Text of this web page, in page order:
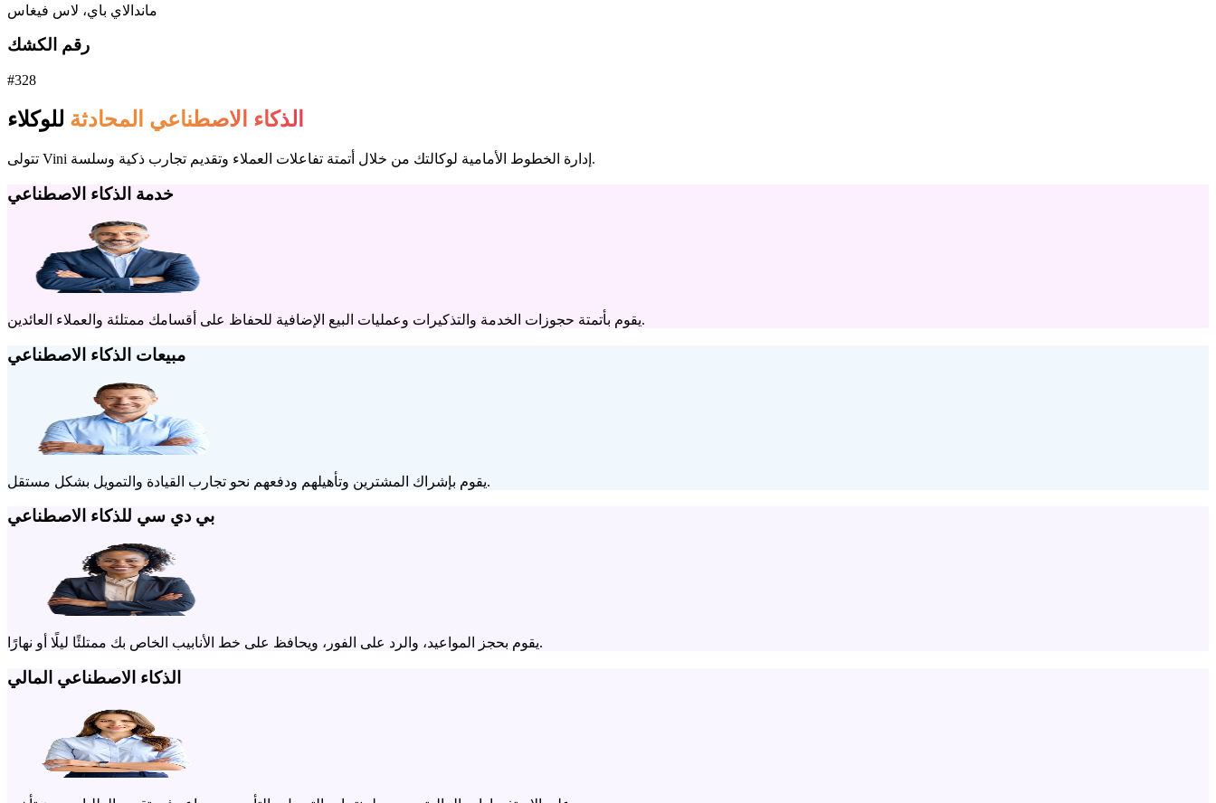
ماندالاي باي، لاس فيغاس
رقم الكشك
#328
الذكاء الاصطناعي المحادثة للوكلاء
تتولى Vini إدارة الخطوط الأمامية لوكالتك من خلال أتمتة تفاعلات العملاء وتقديم تجارب ذكية وسلسة.
خدمة الذكاء الاصطناعي
يقوم بأتمتة حجوزات الخدمة والتذكيرات وعمليات البيع الإضافية للحفاظ على أقسامك ممتلئة والعملاء العائدين.
مبيعات الذكاء الاصطناعي
يقوم بإشراك المشترين وتأهيلهم ودفعهم نحو تجارب القيادة والتمويل بشكل مستقل.
بي دي سي للذكاء الاصطناعي
يقوم بحجز المواعيد، والرد على الفور، ويحافظ على خط الأنابيب الخاص بك ممتلئًا ليلًا أو نهارًا.
الذكاء الاصطناعي المالي